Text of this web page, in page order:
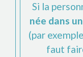
Si la
née dans
(par
faut